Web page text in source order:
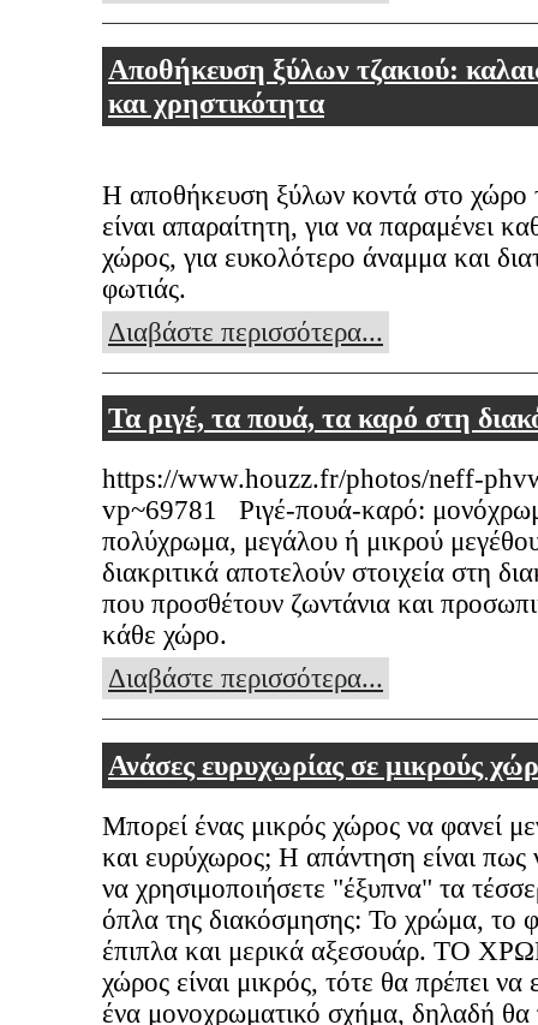
Αποθήκευση ξύλων τζακιού:
και χρηστικότητα
Η αποθήκευση ξύλων κοντά στο χώρο
είναι απαραίτητη, για να παραμένει
χώρος, για ευκολότερο άναμμα και
φωτιάς.
Διαβάστε περισσότερα...
Τα ριγέ, τα πουά, τα καρό στη
https://www.houzz.fr/photos/neff-
vp~69781 Ριγέ-πουά-καρό:
πολύχρωμα, μεγάλου ή μικρού
διακριτικά αποτελούν στοιχεία στη
που προσθέτουν ζωντάνια και
κάθε χώρο.
Διαβάστε περισσότερα...
Ανάσες ευρυχωρίας σε μικρούς
Μπορεί ένας μικρός χώρος να φανεί
και ευρύχωρος; Η απάντηση είναι πως
να χρησιμοποιήσετε "έξυπνα" τα
όπλα της διακόσμησης: Το χρώμα, το
έπιπλα και μερικά αξεσουάρ. ΤΟ
χώρος είναι μικρός, τότε θα πρέπει να
ένα μονοχρωματικό σχήμα, δηλαδή θα